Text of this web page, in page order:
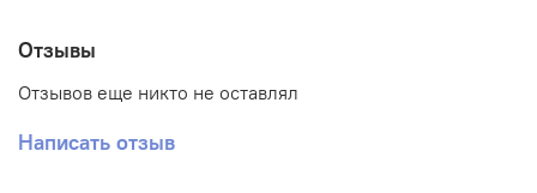
Отзывы
Отзывов еще никто не оставлял
Написать отзыв